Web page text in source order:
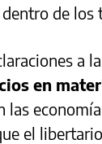
de los
a
en
las
el